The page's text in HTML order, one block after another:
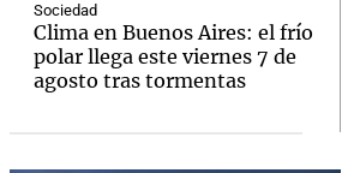
Sociedad
Clima en Buenos Aires: el frío
polar llega este viernes 7 de
agosto tras tormentas